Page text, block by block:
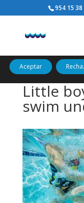
954 15 38
Little
swim
Utilizamos cookies
preferencias sobre la
hábitos de
Aceptar